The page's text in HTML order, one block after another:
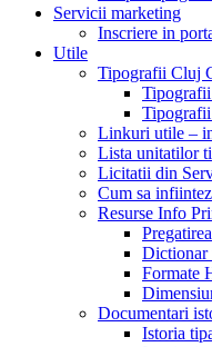
Servicii marketing
Inscriere in
Utile
Tipografii Cluj
Linkuri utile –
Lista unitatilor
Licitatii din
Cum sa
Resurse Info
Dictionar
Formate
Documentari
Istoria